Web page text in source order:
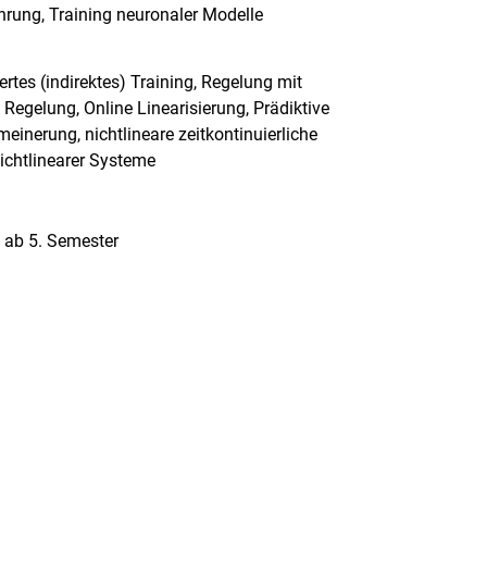
Training neuronaler Modelle
(indirektes) Training, Regelung mit
Online Linearisierung, Prädiktive
nichtlineare zeitkontinuierliche
Systeme
5. Semester